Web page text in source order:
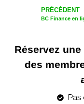
PRÉCÉDENT
BC Finance en
Réservez
des